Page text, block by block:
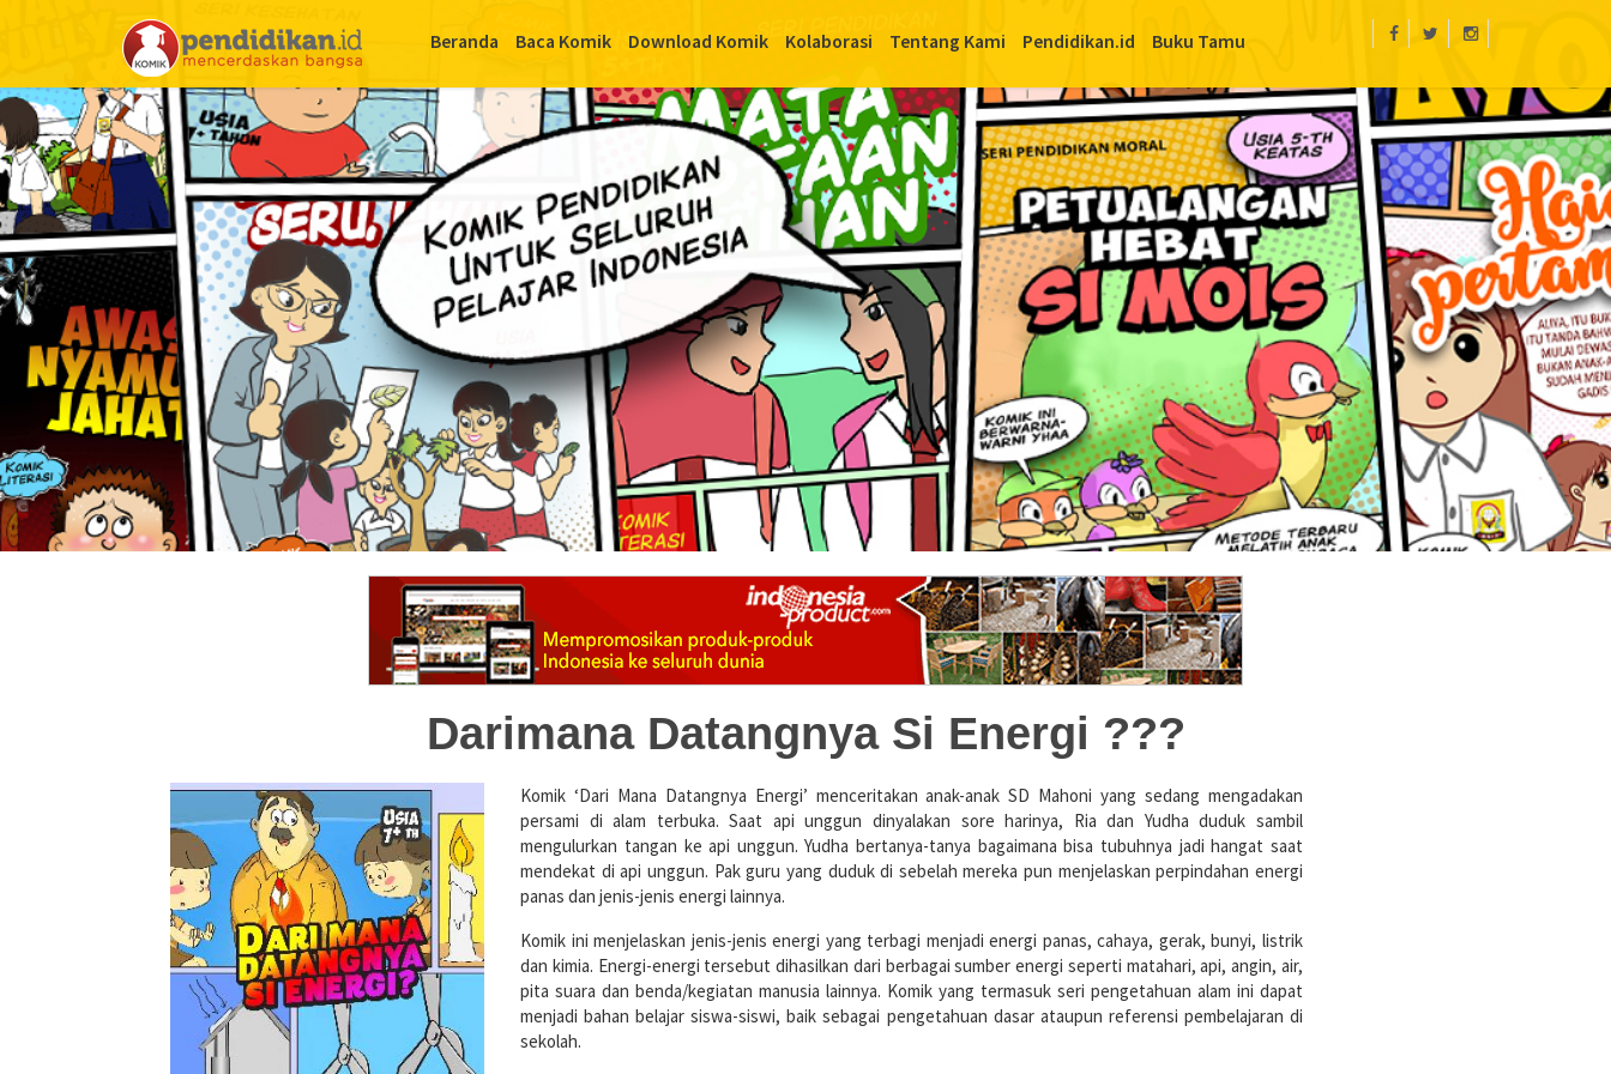
Beranda Baca Komik Download Komik Kolaborasi Tentang Kami Pendidikan.id Buku Tamu
Darimana Datangnya Si Energi ???
Komik ‘Dari Mana Datangnya Energi’ menceritakan anak-anak SD Mahoni yang sedang mengadakan
persami di alam terbuka. Saat api unggun dinyalakan sore harinya, Ria dan Yudha duduk sambil
mengulurkan tangan ke api unggun. Yudha bertanya-tanya bagaimana bisa tubuhnya jadi hangat saat
mendekat di api unggun. Pak guru yang duduk di sebelah mereka pun menjelaskan perpindahan energi
panas dan jenis-jenis energi lainnya.
Komik ini menjelaskan jenis-jenis energi yang terbagi menjadi energi panas, cahaya, gerak, bunyi, listrik
dan kimia. Energi-energi tersebut dihasilkan dari berbagai sumber energi seperti matahari, api, angin, air,
pita suara dan benda/kegiatan manusia lainnya. Komik yang termasuk seri pengetahuan alam ini dapat
menjadi bahan belajar siswa-siswi, baik sebagai pengetahuan dasar ataupun referensi pembelajaran di
sekolah.